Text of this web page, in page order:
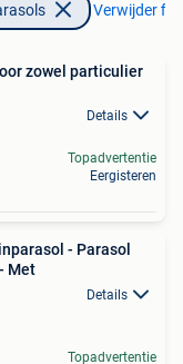
Verwijder
zowel particulier
Details
Topadvertentie
Eergisteren
- Parasol
Met
Details
Topadvertentie